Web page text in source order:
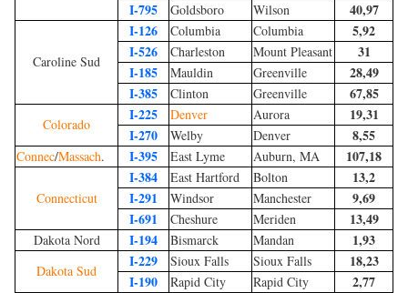
I-795
Goldsboro Wilson 40,97
Caroline Sud
I-126 Columbia Columbia
5,92
I-526
Charleston Mount Pleasant
31
I-185
Mauldin Greenville
28,49
I-385
Clinton Greenville 67,85
Colorado
I-225 Denver Aurora
19,31
I-270
Welby Denver 8,55
Connec/Massach. I-395 East Lyme Auburn, MA 107,18
Connecticut
I-384 East Hartford Bolton
13,2
I-291
Windsor Manchester
9,69
I-691
Cheshure Meriden 13,49
Dakota Nord I-194 Bismarck Mandan 1,93
Dakota Sud
I-229 Sioux Falls Sioux Falls
18,23
I-190
Rapid City Rapid City 2,77